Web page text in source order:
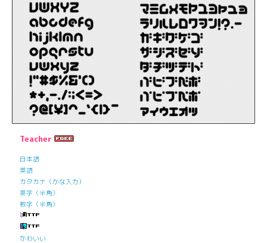
Teacher
日本語
英語
カタカナ（かな入力）
英字（半角）
数字（半角）
かわいい